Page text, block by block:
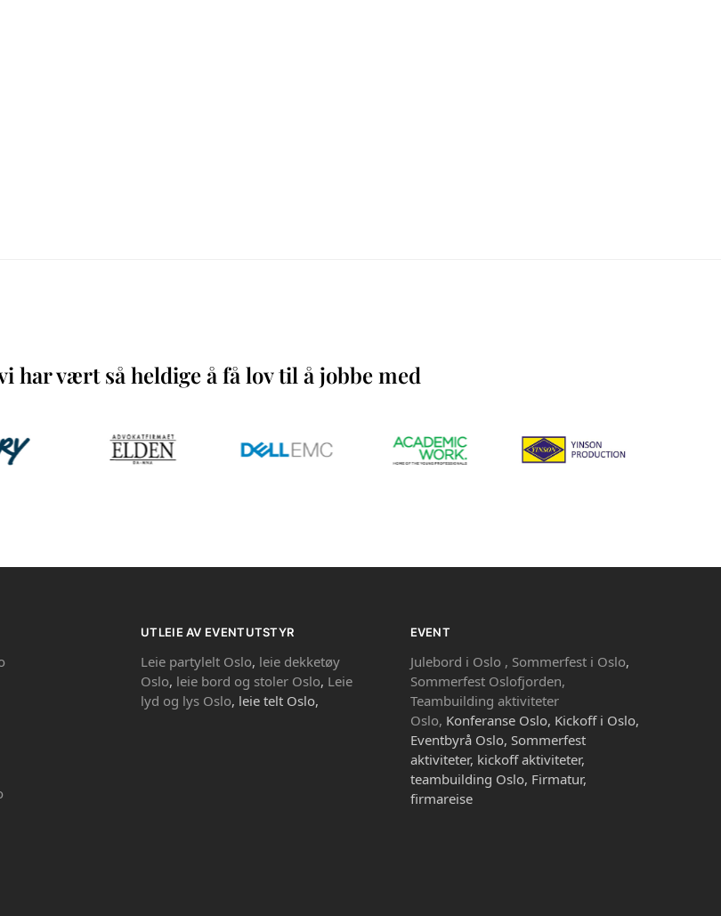
har vært så heldige å få lov til å jobbe med
UTLEIE AV EVENTUTSTYR
Leie partylelt Oslo, leie dekketøy
Oslo, leie bord og stoler Oslo, Leie
lyd og lys Oslo, leie telt Oslo,
EVENT
Julebord i Oslo , Sommerfest i Oslo,
Sommerfest Oslofjorden,
Teambuilding aktiviteter
Oslo, Konferanse Oslo, Kickoff i Oslo,
Eventbyrå Oslo, Sommerfest
aktiviteter, kickoff aktiviteter,
teambuilding Oslo, Firmatur,
firmareise